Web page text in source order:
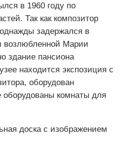
в 1960 году по
Так как композитор
задержался в
возлюбленной Марии
здание пансиона
находится экспозиция с
оборудован
оборудованы комнаты для
доска с изображением